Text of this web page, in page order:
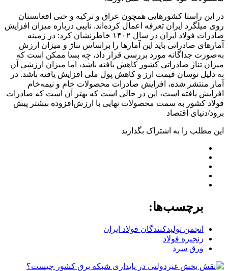
در این راستا کشورهایی همچون عراق و ترکیه و حتی افغانستان
روی میلگرد ایران تعرفه اعمال کرده‌‌‌اند. نایبی درباره میزان افزایش
صادرات فولاد ایران در سال ۱۴۰۲ خاطرنشان کرد: در زمینه
آمارهای صادراتی باید این آمارها را براساس تناژ و میزان ارزش
به‌‌‌صورت جداگانه مورد بررسی قرار داد، چه بسا ممکن است که
میزان تناژ صادراتی کشور کاهش یافته باشد، اما میزان ارزشی آن
به دلیل نوسان قیمت ارز و کاهش پول ملی افزایش یافته باشد. در
آمار منتشر شده، افزایش صادرات محصولات خام و نیمه‌‌‌خام
افزایش یافته است، این در حالی است که بهتر آن است که صادرات
فولاد کشور به سمت محصولات نهایی با ارزش‌‌‌افزوده بیشتر پیش
برود/دنیای اقتصاد
این مطلب را به اشتراک بگذارید
برچسب‌ها:
انجمن تولیدکنندگان فولاد ایران
زنجیره فولاد
ورق سرد